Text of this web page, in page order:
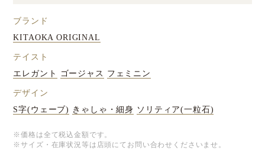
ブランド
KITAOKA ORIGINAL
テイスト
エレガント
ゴージャス フェミニン
デザイン
S字(ウェーブ) きゃしゃ・細身 ソリティア(一粒石)
※価格は全て税込金額です。
※サイズ・在庫状況等は店頭にてお問い合わせくださいませ。